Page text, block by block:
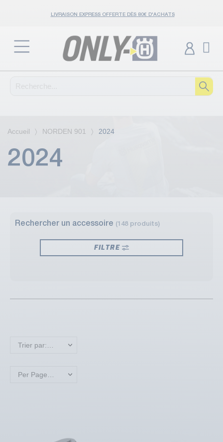
LIVRAISON EXPRESS OFFERTE DÈS 80€ D'ACHATS
Accueil NORDEN 901 2024
2024
Rechercher un accessoire (148 produits)
FILTRE